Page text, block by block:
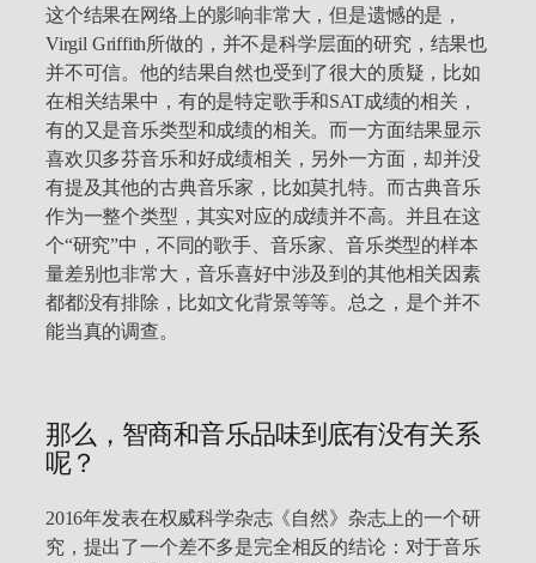
这个结果在网络上的影响非常大，但是遗憾的是，
Virgil Griffith所做的，并不是科学层面的研究，结果也
并不可信。他的结果自然也受到了很大的质疑，比如
在相关结果中，有的是特定歌手和SAT成绩的相关，
有的又是音乐类型和成绩的相关。而一方面结果显示
喜欢贝多芬音乐和好成绩相关，另外一方面，却并没
有提及其他的古典音乐家，比如莫扎特。而古典音乐
作为一整个类型，其实对应的成绩并不高。并且在这
个“研究”中，不同的歌手、音乐家、音乐类型的样本
量差别也非常大，音乐喜好中涉及到的其他相关因素
都都没有排除，比如文化背景等等。总之，是个并不
能当真的调查。
那么，智商和音乐品味到底有没有关系
呢？
2016年发表在权威科学杂志《自然》杂志上的一个研
究，提出了一个差不多是完全相反的结论：对于音乐